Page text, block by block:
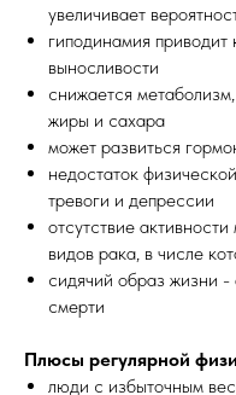
увеличивает
гиподинамия
выносливости
снижается
жиры и сахара
может развиться
недостаток
тревоги и депрессии
отсутствие
видов рака, в числе
сидячий образ жизни
смерти
Плюсы регулярной
люди с избыточным